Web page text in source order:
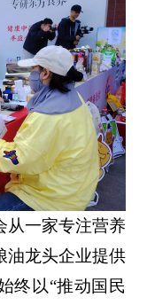
从一家专注营养
油龙头企业提供
终以“推动国民